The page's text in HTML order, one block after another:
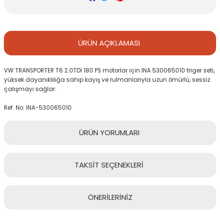
ÜRÜN AÇIKLAMASI
VW TRANSPORTER T6 2.0TDİ 180 PS motorlar için INA 530065010 triger seti,
yüksek dayanıklılığa sahip kayış ve rulmanlarıyla uzun ömürlü, sessiz
çalışmayı sağlar.
Ref. No: INA-530065010
ÜRÜN YORUMLARI
TAKSİT SEÇENEKLERİ
ÖNERİLERİNİZ